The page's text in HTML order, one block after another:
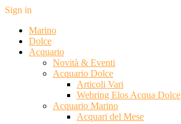
Sign in
Marino
Dolce
Acquario
Novità & Eventi
Acquario Dolce
Articoli Vari
Webring Elos Acqua Dolce
Acquario Marino
Acquari del Mese